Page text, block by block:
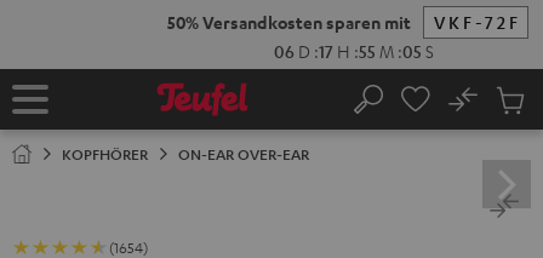
Startseite Suche
No
KOPFHÖRER ON-EAR OVER-EAR
(1654)